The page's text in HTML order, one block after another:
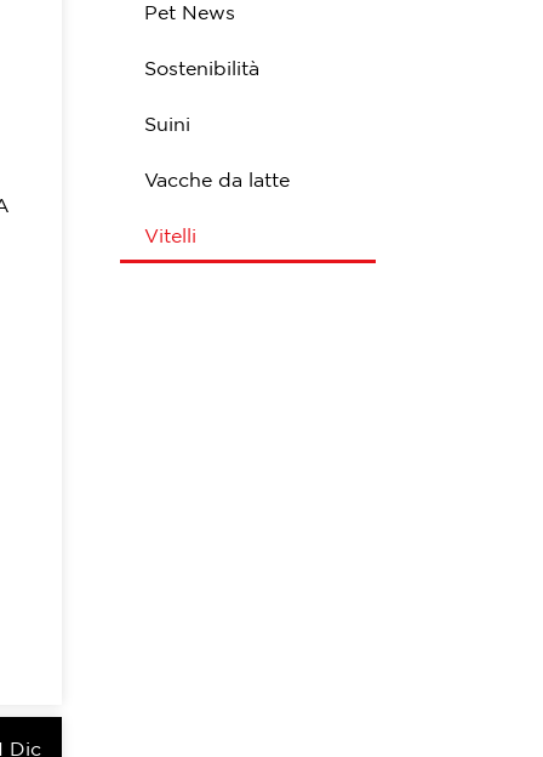
Pet News
Sostenibilità
Suini
Vacche da latte
Vitelli
Dic